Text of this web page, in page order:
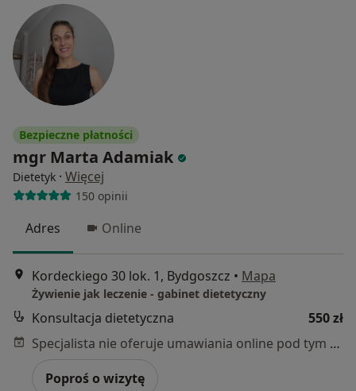
Bezpieczne płatności
mgr Marta Adamiak
Dietetyk · Więcej
150 opinii
Adres Online
Kordeckiego 30 lok. 1, Bydgoszcz • Mapa
Żywienie jak leczenie - gabinet dietetyczny
Konsultacja dietetyczna
550 zł
Specjalista nie oferuje umawiania online pod tym adresem.
Poproś o wizytę